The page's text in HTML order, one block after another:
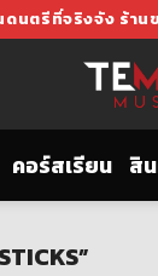
ดนตรีที่จริงจัง ร้าน
คอร์สเรียน สิ